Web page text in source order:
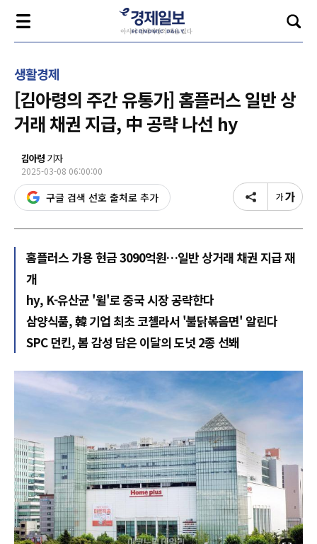
생활경제
[김아령의 주간 유통가] 홈플러스 일반 상
거래 채권 지급, 中 공략 나선 hy
김아령 기자
2025-03-08 06:00:00
구글 검색 선호 출처로 추가
홈플러스 가용 현금 3090억원…일반 상거래 채권 지급 재
개
hy, K-유산균 '윌'로 중국 시장 공략한다
삼양식품, 韓 기업 최초 코첼라서 '불닭볶음면' 알린다
SPC 던킨, 봄 감성 담은 이달의 도넛 2종 선봬